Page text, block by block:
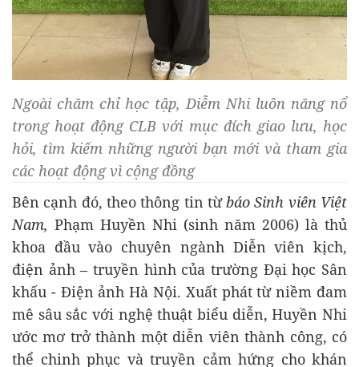
Ngoài chăm chỉ học tập, Diễm Nhi luôn năng nổ
trong hoạt động CLB với mục đích giao lưu, học
hỏi, tìm kiếm những người bạn mới và tham gia
các hoạt động vì cộng đồng
Bên cạnh đó, theo thông tin từbáo Sinh viên Việt
Nam, Phạm Huyền Nhi (sinh năm 2006) là thủ
khoa đầu vào chuyên ngành Diễn viên kịch,
điện ảnh – truyền hình của trường Đại học Sân
khấu - Điện ảnh Hà Nội. Xuất phát từ niềm đam
mê sâu sắc với nghệ thuật biểu diễn, Huyền Nhi
ước mơ trở thành một diễn viên thành công, có
thể chinh phục và truyền cảm hứng cho khán